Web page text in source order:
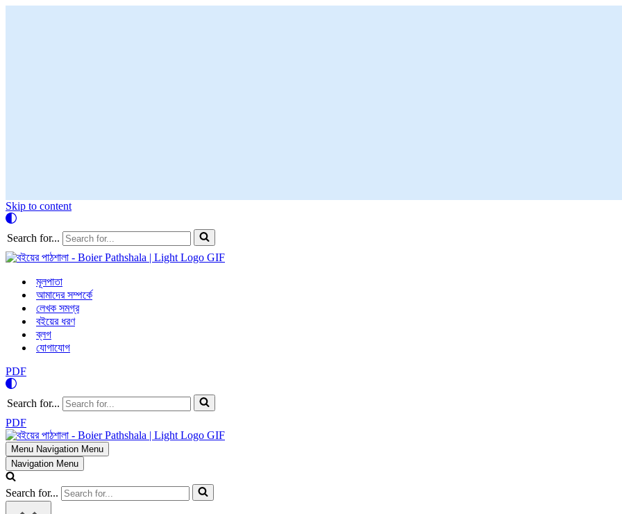
Skip to content
Search for...
মূলপাতা
আমাদের সম্পর্কে
লেখক সমগ্র
বইয়ের ধরণ
ব্লগ
যোগাযোগ
PDF
Search for...
PDF
Menu Navigation Menu
Navigation Menu
Search for...